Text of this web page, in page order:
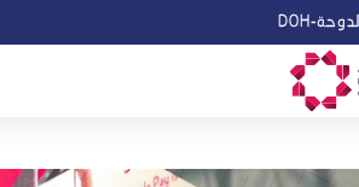
الدوحة-DOH